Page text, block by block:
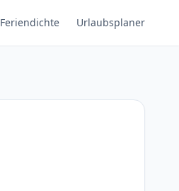
Feriendichte Urlaubsplaner